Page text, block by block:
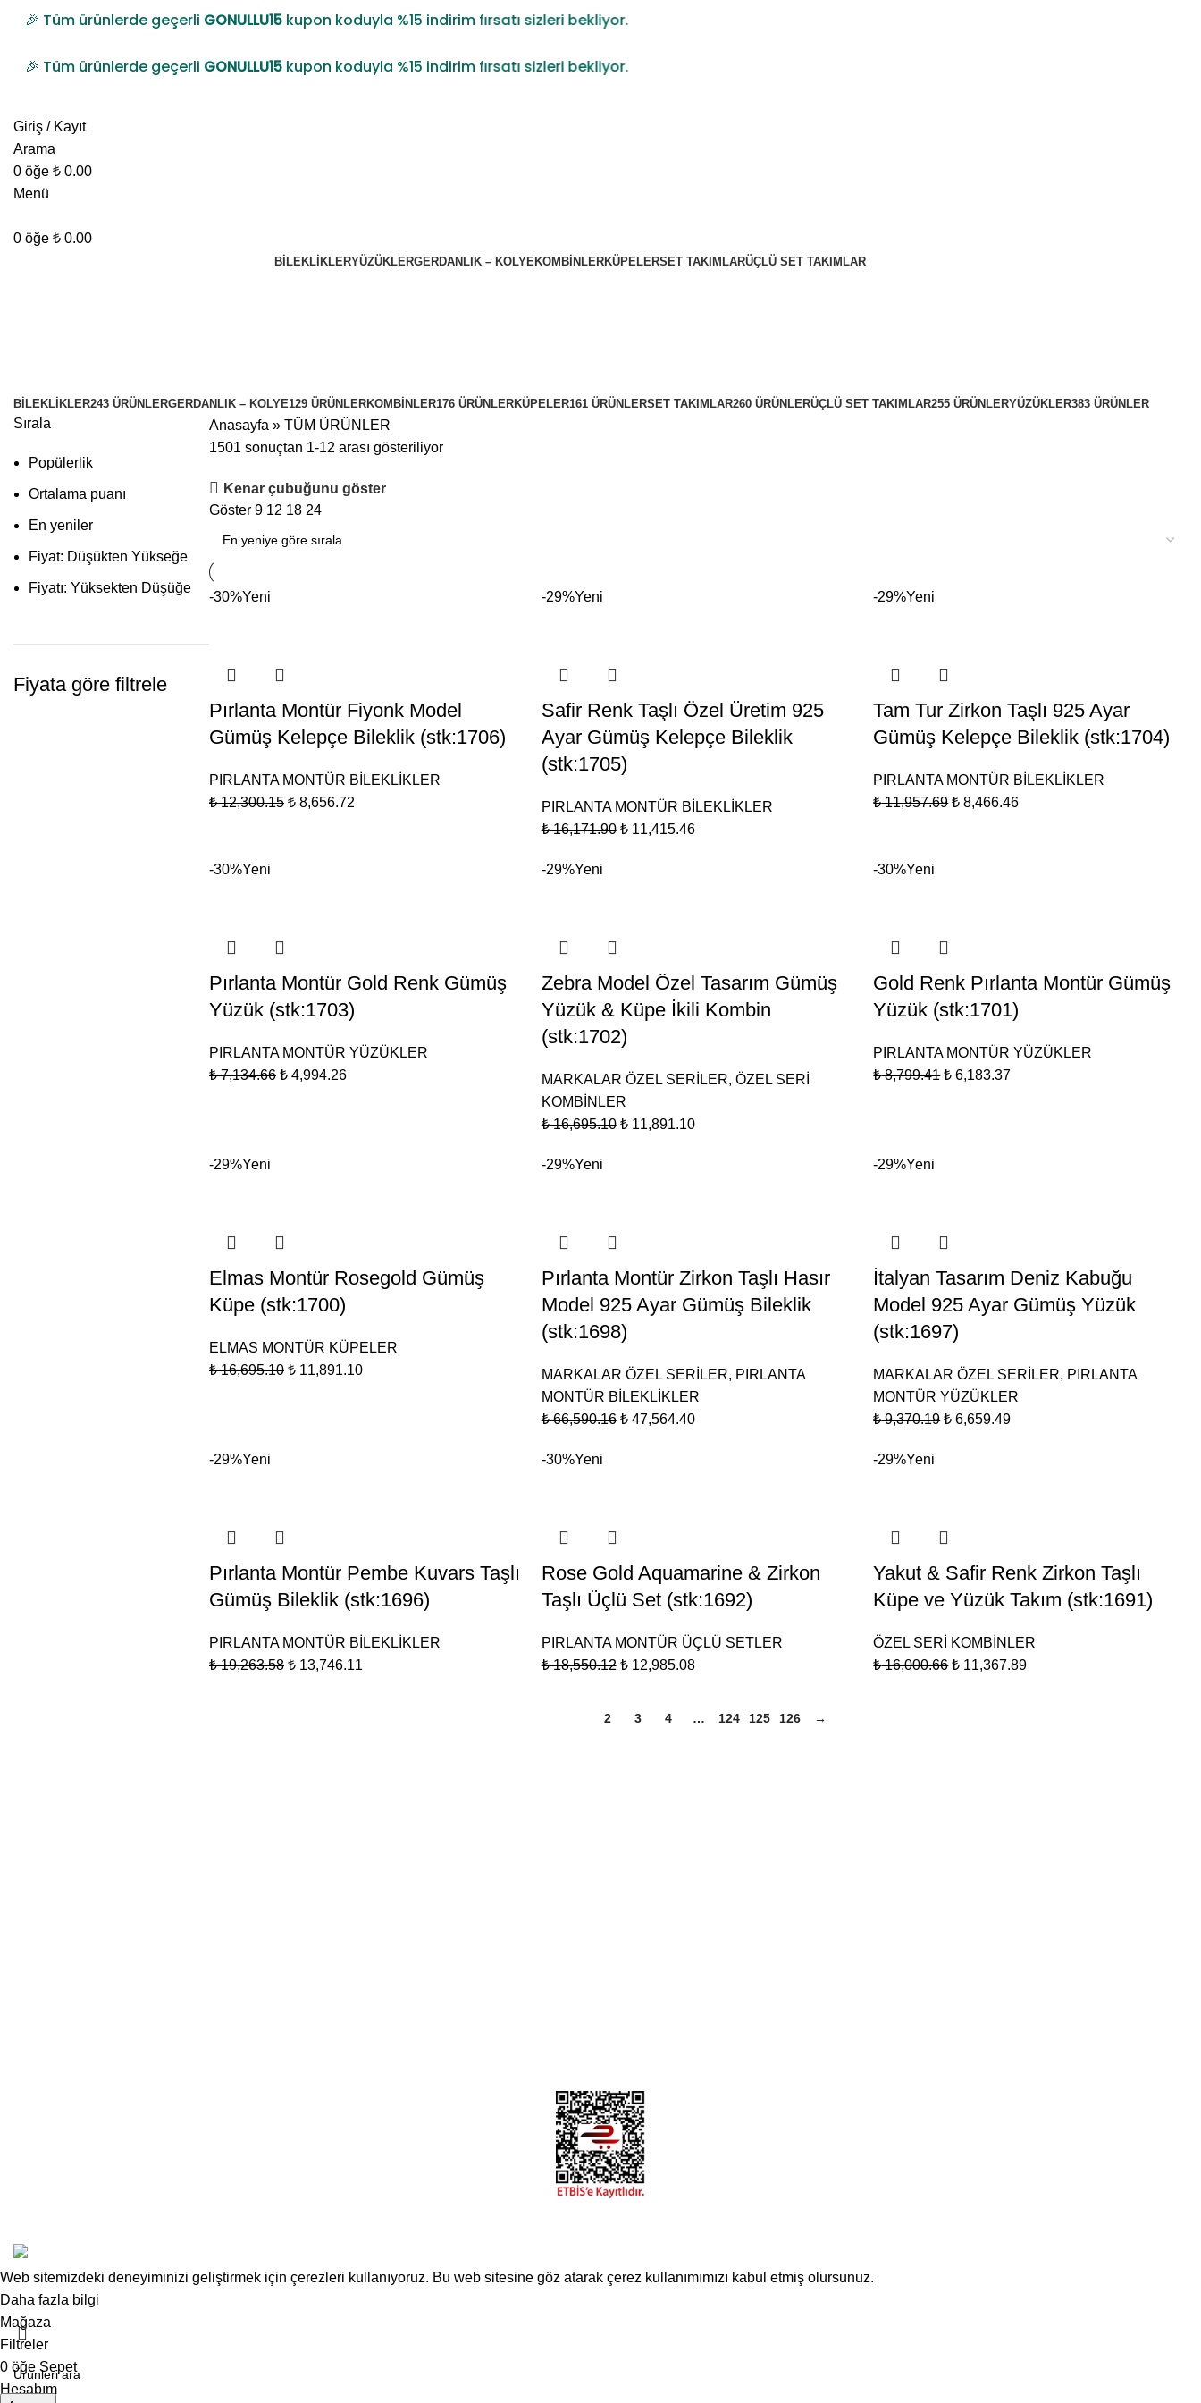
Tüm ürünlerde geçerliGONULLU15kupon koduyla %15 indirim fırsatı sizleri bekliyor.
Tüm ürünlerde geçerliGONULLU15kupon koduyla %15 indirim fırsatı sizleri bekliyor.
Giriş / Kayıt
Arama
0 öğe ₺ 0.00
Menü
0 öğe ₺ 0.00
BİLEKLİKLERYÜZÜKLERGERDANLIK – KOLYEKOMBİNLERKÜPELERSET TAKIMLARÜÇLÜ SET TAKIMLAR
BİLEKLİKLER243 ÜRÜNLERGERDANLIK – KOLYE129 ÜRÜNLERKOMBİNLER176 ÜRÜNLERKÜPELER161 ÜRÜNLERSET TAKIMLAR260 ÜRÜNLERÜÇLÜ SET TAKIMLAR255 ÜRÜNLERYÜZÜKLER383 ÜRÜNLER
Sırala
Popülerlik
Ortalama puanı
En yeniler
Fiyat: Düşükten Yükseğe
Fiyatı: Yüksekten Düşüğe
Fiyata göre filtrele
Anasayfa » TÜM ÜRÜNLER
1501 sonuçtan 1-12 arası gösteriliyor
Kenar çubuğunu göster
Göster 9 12 18 24
-30%Yeni
Pırlanta Montür Fiyonk Model
Gümüş Kelepçe Bileklik (stk:1706)
PIRLANTA MONTÜR BİLEKLİKLER
₺12,300.15 ₺ 8,656.72
-29%Yeni
Safir Renk Taşlı Özel Üretim 925
Ayar Gümüş Kelepçe Bileklik
(stk:1705)
PIRLANTA MONTÜR BİLEKLİKLER
₺16,171.90 ₺11,415.46
-29%Yeni
Tam Tur Zirkon Taşlı 925 Ayar
Gümüş Kelepçe Bileklik (stk:1704)
PIRLANTA MONTÜR BİLEKLİKLER
₺11,957.69 ₺ 8,466.46
-30%Yeni
Pırlanta Montür Gold Renk Gümüş
Yüzük (stk:1703)
PIRLANTA MONTÜR YÜZÜKLER
₺7,134.66 ₺ 4,994.26
-29%Yeni
Zebra Model Özel Tasarım Gümüş
Yüzük & Küpe İkili Kombin
(stk:1702)
MARKALAR ÖZEL SERİLER, ÖZEL SERİ
KOMBİNLER
₺16,695.10 ₺11,891.10
-30%Yeni
Gold Renk Pırlanta Montür Gümüş
Yüzük (stk:1701)
PIRLANTA MONTÜR YÜZÜKLER
₺8,799.41 ₺ 6,183.37
-29%Yeni
Elmas Montür Rosegold Gümüş
Küpe (stk:1700)
ELMAS MONTÜR KÜPELER
₺16,695.10 ₺ 11,891.10
-29%Yeni
Pırlanta Montür Zirkon Taşlı Hasır
Model 925 Ayar Gümüş Bileklik
(stk:1698)
MARKALAR ÖZEL SERİLER, PIRLANTA
MONTÜR BİLEKLİKLER
₺66,590.16 ₺47,564.40
-29%Yeni
İtalyan Tasarım Deniz Kabuğu
Model 925 Ayar Gümüş Yüzük
(stk:1697)
MARKALAR ÖZEL SERİLER, PIRLANTA
MONTÜR YÜZÜKLER
₺9,370.19 ₺ 6,659.49
-29%Yeni
Pırlanta Montür Pembe Kuvars Taşlı
Gümüş Bileklik (stk:1696)
PIRLANTA MONTÜR BİLEKLİKLER
₺19,263.58 ₺ 13,746.11
-30%Yeni
Rose Gold Aquamarine & Zirkon
Taşlı Üçlü Set (stk:1692)
PIRLANTA MONTÜR ÜÇLÜ SETLER
₺18,550.12 ₺12,985.08
-29%Yeni
Yakut & Safir Renk Zirkon Taşlı
Küpe ve Yüzük Takım (stk:1691)
ÖZEL SERİ KOMBİNLER
₺16,000.66 ₺ 11,367.89
2 3 4 … 124 125 126 →
Web sitemizdeki deneyiminizi geliştirmek için çerezleri kullanıyoruz. Bu web sitesine göz atarak çerez kullanımımızı kabul etmiş olursunuz.
Daha fazla bilgi
Mağaza
Filtreler
0 öğe Sepet
Hesabım